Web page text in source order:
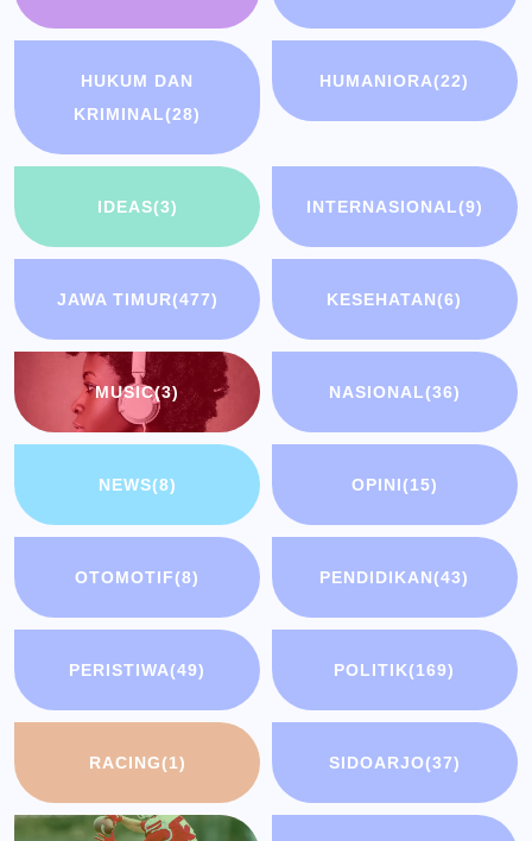
HUKUM DAN
KRIMINAL(28)
HUMANIORA(22)
IDEAS(3) INTERNASIONAL(9)
JAWA TIMUR(477) KESEHATAN(6)
MUSIC(3) NASIONAL(36)
NEWS(8) OPINI(15)
OTOMOTIF(8) PENDIDIKAN(43)
PERISTIWA(49) POLITIK(169)
RACING(1) SIDOARJO(37)